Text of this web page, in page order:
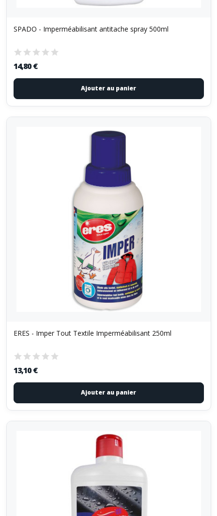
SPADO - Imperméabilisant antitache spray 500ml
14,80 €
Ajouter au panier
ERES - Imper Tout Textile Imperméabilisant 250ml
13,10 €
Ajouter au panier